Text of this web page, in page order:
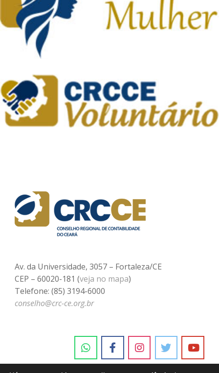
Av. da Universidade, 3057 – Fortaleza/CE
CEP – 60020-181 (veja no mapa)
Telefone: (85) 3194-6000
conselho@crc-ce.org.br